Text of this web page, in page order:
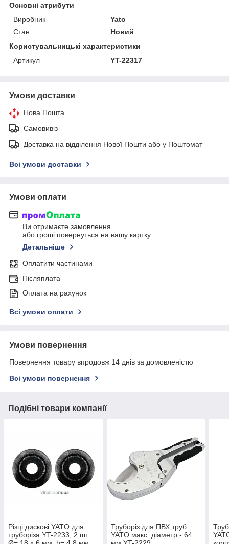
Основні атрибути
Виробник
Yato
Стан
Новий
Користувальницькі характеристики
Артикул
YT-22317
Умови доставки
Нова Пошта
Самовивіз
Доставка на відділення Нової Пошти або у Поштомат
Всі умови доставки
Умови оплати
Ви отримаєте замовлення
або гроші повернуться на вашу картку
Детальніше
Оплатити частинами
Післяплата
Оплата на рахунок
Всі умови оплати
Умови повернення
Повернення товару впродовж 14 днів за домовленістю
Всі умови повернення
Подібні товари компанії
Різці дискові YATO для
труборіза YT-2233, 2 шт.
Труборіз для ПВХ труб
YATO макс. діаметр - 64